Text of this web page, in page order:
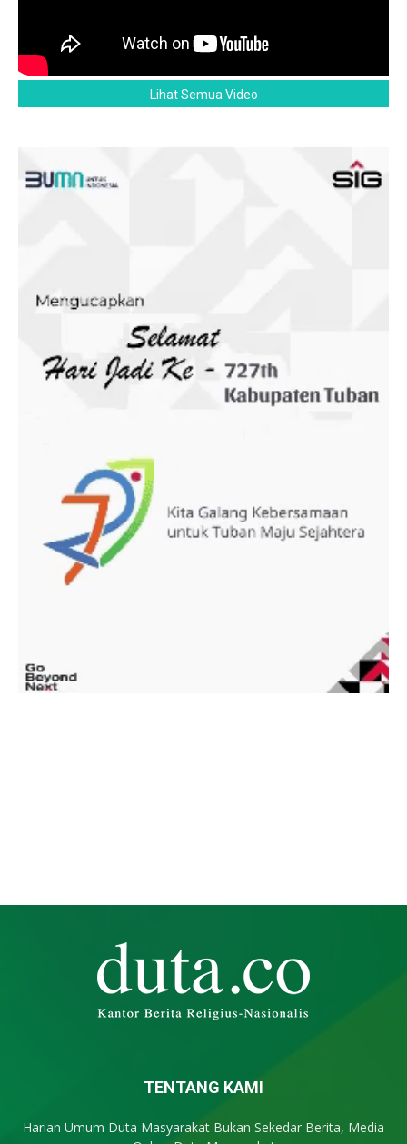
Lihat Semua Video
TENTANG KAMI
Harian Umum Duta Masyarakat Bukan Sekedar Berita, Media